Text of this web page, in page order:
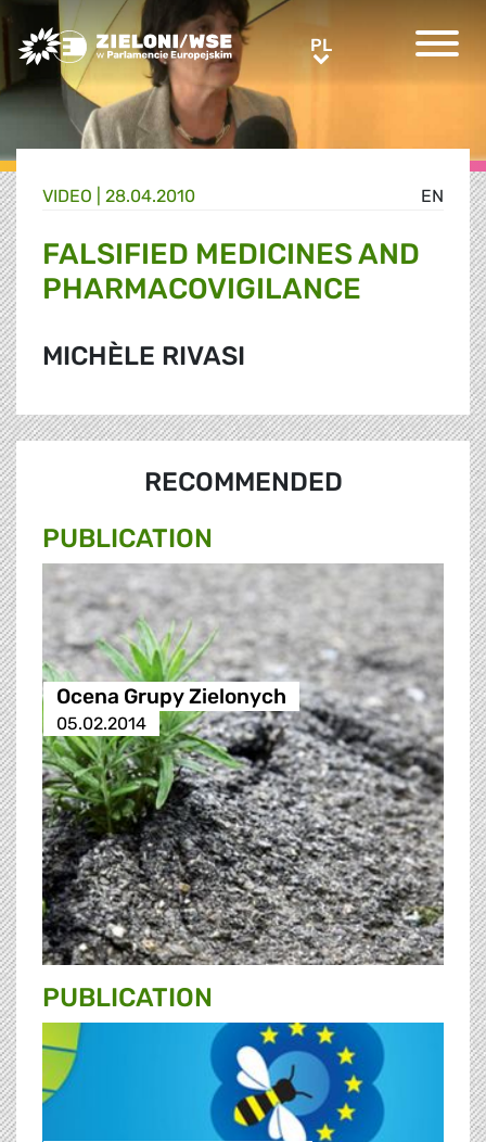
Greens/EFA Home PLPL
EN
VIDEO | 28.04.2010
FALSIFIED MEDICINES AND
PHARMACOVIGILANCE
MICHÈLE RIVASI
RECOMMENDED
PUBLICATION
Ocena Grupy Zielonych
05.02.2014
PUBLICATION